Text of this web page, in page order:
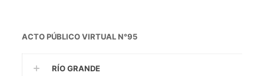
ACTO PÚBLICO VIRTUAL N°95
RÍO GRANDE